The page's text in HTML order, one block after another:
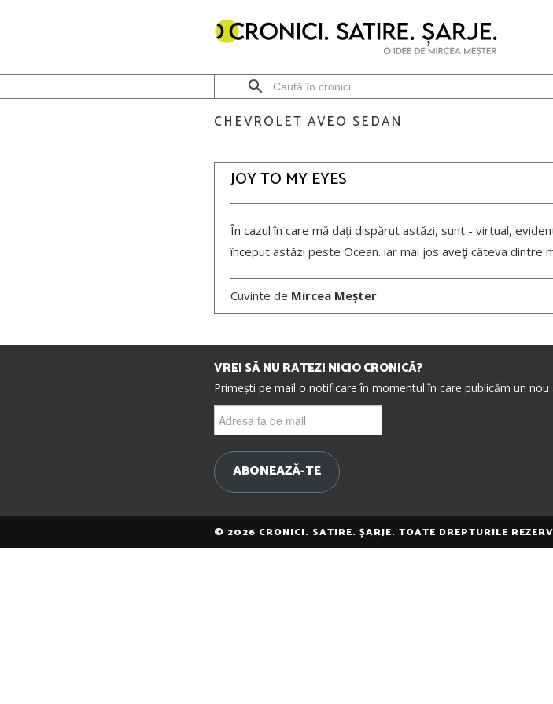
CHEVROLET AVEO SEDAN
JOY TO MY EYES
În cazul în care mă daţi dispărut astăzi, sunt - virtual,
început astăzi peste Ocean. iar mai jos aveţi câteva dintre
Cuvinte de Mircea Meșter
VREI SĂ NU RATEZI NICIO CRONICĂ?
Primești pe mail o notificare în momentul în care publicăm un nou
ta
mail
ABONEAZĂ-TE
© 2026 CRONICI. SATIRE. ȘARJE. TOATE DREPTURILE